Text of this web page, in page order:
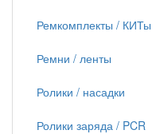
Ремкомплекты / КИТы
Ремни / ленты
Ролики / насадки
Ролики заряда / PCR